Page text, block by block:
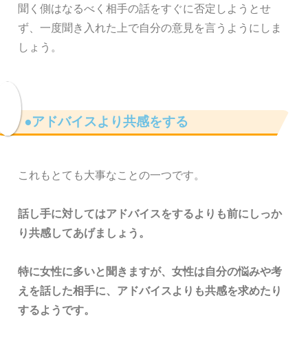
聞く側はなるべく相手の話をすぐに否定しようとせ
ず、一度聞き入れた上で自分の意見を言うようにしま
しょう。
●アドバイスより共感をする
これもとても大事なことの一つです。
話し手に対してはアドバイスをするよりも前にしっか
り共感してあげましょう。
特に女性に多いと聞きますが、女性は自分の悩みや考
えを話した相手に、アドバイスよりも共感を求めたり
するようです。